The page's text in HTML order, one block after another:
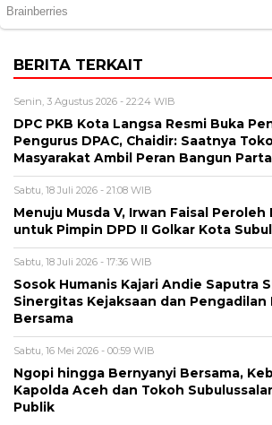
BERITA TERKAIT
Senin, 3 Agustus 2026 - 22:24 WIB
DPC PKB Kota Langsa Resmi Buka
Pengurus DPAC, Chaidir: Saatnya
Masyarakat Ambil Peran Bangun
Sabtu, 18 Juli 2026 - 21:08 WIB
Menuju Musda V, Irwan Faisal
untuk Pimpin DPD II Golkar Kota
Sabtu, 18 Juli 2026 - 17:36 WIB
Sosok Humanis Kajari Andie Saputra
Sinergitas Kejaksaan dan Pengadilan
Bersama
Sabtu, 16 Mei 2026 - 00:59 WIB
Ngopi hingga Bernyanyi Bersama,
Kapolda Aceh dan Tokoh
Publik